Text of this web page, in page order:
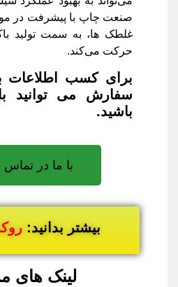
صنعت چاپ با پیشرفت در
غلطک‌ ها، به سمت تولید
حرکت می‌کند.
برای کسب اطلاعات
سفارش می توانید
باشید.
با ما در تماس
بیشتر بدانید:
لینک های